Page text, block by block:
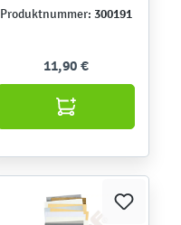
Produktnummer: 300191
11,90 €